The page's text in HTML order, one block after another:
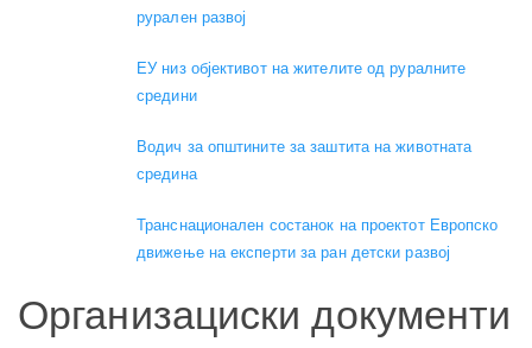
рурален развој
ЕУ низ објективот на жителите од руралните
средини
Водич за општините за заштита на животната
средина
Транснационален состанок на проектот Европско
движење на експерти за ран детски развој
Организациски документи